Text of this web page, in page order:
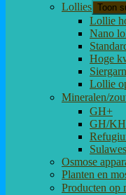
Lollies Toon
Lollie
Nano
Hoge
Lollie
Mineralen/
GH+
GH/
Osmose
Planten en
Producten op